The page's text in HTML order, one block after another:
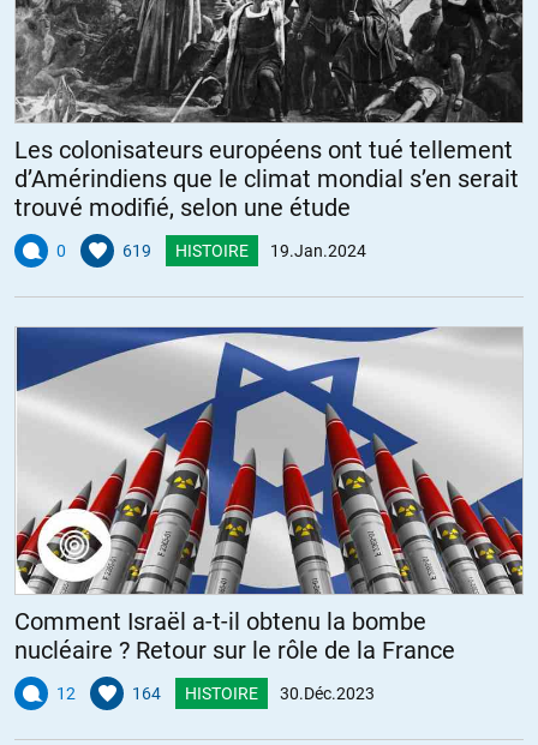
Les colonisateurs européens ont tué tellement
d’Amérindiens que le climat mondial s’en serait
trouvé modifié, selon une étude
0 619 HISTOIRE 19.Jan.2024
Comment Israël a-t-il obtenu la bombe
nucléaire ? Retour sur le rôle de la France
12 164 HISTOIRE 30.Déc.2023